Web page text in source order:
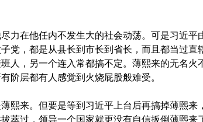
力在他任内不发生大的社会动荡。可是习近平
党，都是从县长到市长到省长，而且都当过直
人，另一个连入常都搞不定。薄熙来的无名火
阶层都有人感觉到火烧屁股般难受。
熙来。但要是等到习近平上台后再搞掉薄熙来
萃过，领导一个国家就更没有自信扳倒薄熙来